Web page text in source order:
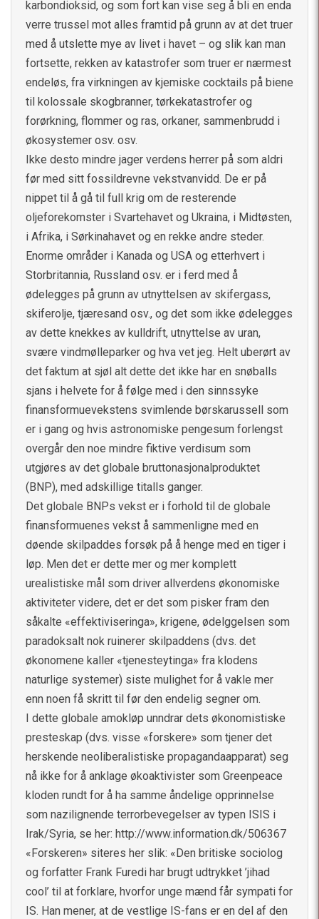
karbondioksid, og som fort kan vise seg å bli en enda
verre trussel mot alles framtid på grunn av at det truer
med å utslette mye av livet i havet – og slik kan man
fortsette, rekken av katastrofer som truer er nærmest
endeløs, fra virkningen av kjemiske cocktails på biene
til kolossale skogbranner, tørkekatastrofer og
forørkning, flommer og ras, orkaner, sammenbrudd i
økosystemer osv. osv.
Ikke desto mindre jager verdens herrer på som aldri
før med sitt fossildrevne vekstvanvidd. De er på
nippet til å gå til full krig om de resterende
oljeforekomster i Svartehavet og Ukraina, i Midtøsten,
i Afrika, i Sørkinahavet og en rekke andre steder.
Enorme områder i Kanada og USA og etterhvert i
Storbritannia, Russland osv. er i ferd med å
ødelegges på grunn av utnyttelsen av skifergass,
skiferolje, tjæresand osv., og det som ikke ødelegges
av dette knekkes av kulldrift, utnyttelse av uran,
svære vindmølleparker og hva vet jeg. Helt uberørt av
det faktum at sjøl alt dette det ikke har en snøballs
sjans i helvete for å følge med i den sinnssyke
finansformuevekstens svimlende børskarussell som
er i gang og hvis astronomiske pengesum forlengst
overgår den noe mindre fiktive verdisum som
utgjøres av det globale bruttonasjonalproduktet
(BNP), med adskillige titalls ganger.
Det globale BNPs vekst er i forhold til de globale
finansformuenes vekst å sammenligne med en
døende skilpaddes forsøk på å henge med en tiger i
løp. Men det er dette mer og mer komplett
urealistiske mål som driver allverdens økonomiske
aktiviteter videre, det er det som pisker fram den
såkalte «effektiviseringa», krigene, ødelggelsen som
paradoksalt nok ruinerer skilpaddens (dvs. det
økonomene kaller «tjenesteytinga» fra klodens
naturlige systemer) siste mulighet for å vakle mer
enn noen få skritt til før den endelig segner om.
I dette globale amokløp unndrar dets økonomistiske
presteskap (dvs. visse «forskere» som tjener det
herskende neoliberalistiske propagandaapparat) seg
nå ikke for å anklage økoaktivister som Greenpeace
kloden rundt for å ha samme åndelige opprinnelse
som nazilignende terrorbevegelser av typen ISIS i
Irak/Syria, se her: http://www.information.dk/506367
«Forskeren» siteres her slik: «Den britiske sociolog
og forfatter Frank Furedi har brugt udtrykket ’jihad
cool’ til at forklare, hvorfor unge mænd får sympati for
IS. Han mener, at de vestlige IS-fans er en del af den